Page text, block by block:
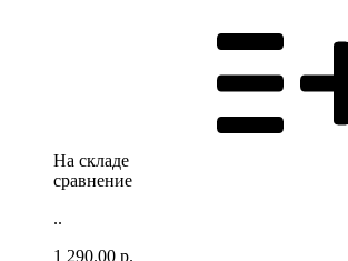
На складе
сравнение
..
1 290.00 р.